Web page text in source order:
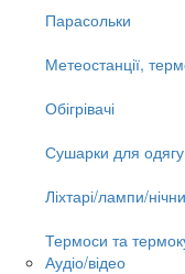
Парасольки
Метеостанції,
Обігрівачі
Сушарки для одягу
Ліхтарі/лампи/
Термоси та
Аудіо/відео